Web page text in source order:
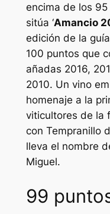
encima de los
sitúa ‘Amancio
edición de la
100 puntos que
añadas 2016,
2010. Un vino
homenaje a la
viticultores de la
con Tempranillo
lleva el nombre
Miguel.
99